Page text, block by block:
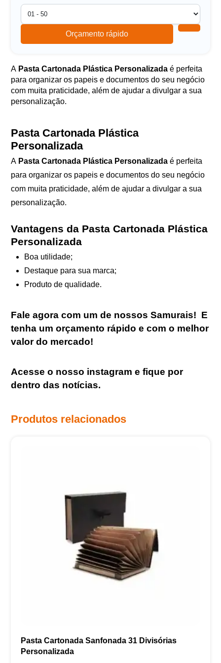
Orçamento rápido
A Pasta Cartonada Plástica Personalizada é perfeita
para organizar os papeis e documentos do seu negócio
com muita praticidade, além de ajudar a divulgar a sua
personalização.
Pasta Cartonada Plástica
Personalizada
A Pasta Cartonada Plástica Personalizada é perfeita
para organizar os papeis e documentos do seu negócio
com muita praticidade, além de ajudar a divulgar a sua
personalização.
Vantagens da Pasta Cartonada Plástica
Personalizada
Boa utilidade;
Destaque para sua marca;
Produto de qualidade.
Fale agora com um de nossos Samurais! E
tenha um orçamento rápido e com o melhor
valor do mercado!
Acesse o nosso instagram e fique por
dentro das notícias.
Produtos relacionados
Pasta Cartonada Sanfonada 31 Divisórias
Personalizada